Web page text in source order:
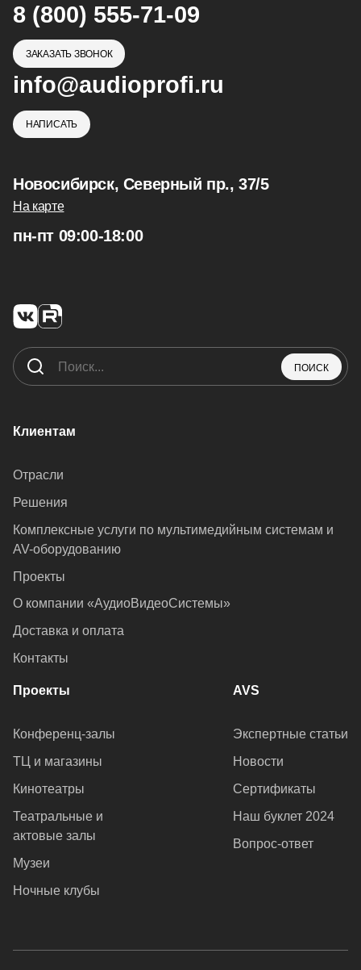
8 (800) 555-71-09
ЗАКАЗАТЬ ЗВОНОК
info@audioprofi.ru
НАПИСАТЬ
Новосибирск, Северный пр., 37/5
На карте
пн-пт 09:00-18:00
ПОИСК
Клиентам
Отрасли
Решения
Комплексные услуги по мультимедийным системам и
AV-оборудованию
Проекты
О компании «АудиоВидеоСистемы»
Доставка и оплата
Контакты
Проекты
Конференц-залы
ТЦ и магазины
Кинотеатры
Театральные и
актовые залы
Музеи
Ночные клубы
AVS
Экспертные статьи
Новости
Сертификаты
Наш буклет 2024
Вопрос-ответ